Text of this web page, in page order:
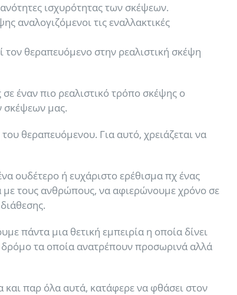
ισχυρότητας των σκέψεων.
αναλογιζόμενοι τις εναλλακτικές
θεραπευόμενο στην ρεαλιστική σκέψη
έναν πιο ρεαλιστικό τρόπο σκέψης ο
σκέψεων μας.
θεραπευόμενου. Για αυτό, χρειάζεται να
ουδέτερο ή ευχάριστο ερέθισμα πχ ένας
με τους ανθρώπους, να αφιερώνουμε χρόνο σε
πάντα μια θετική εμπειρία η οποία δίνει
τα οποία ανατρέπουν προσωρινά αλλά
και παρ όλα αυτά, κατάφερε να φθάσει στον